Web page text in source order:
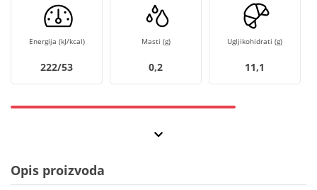
Energija (kJ/kcal)
222/53
Masti (g)
0,2
Ugljikohidrati (g)
11,1
Opis proizvoda